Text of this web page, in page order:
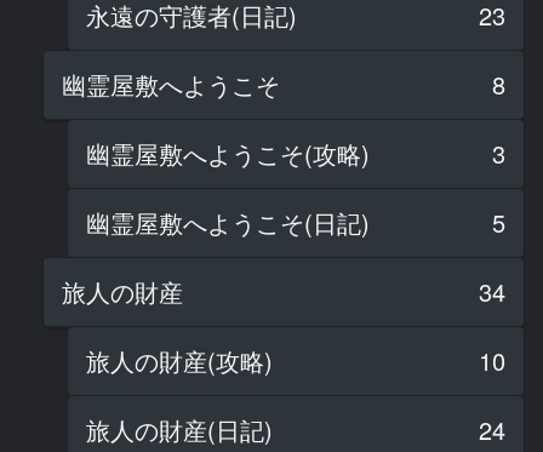
永遠の守護者(日記)
23
幽霊屋敷へようこそ
8
幽霊屋敷へようこそ(攻略)
3
幽霊屋敷へようこそ(日記)
5
旅人の財産
34
旅人の財産(攻略)
10
旅人の財産(日記)
24